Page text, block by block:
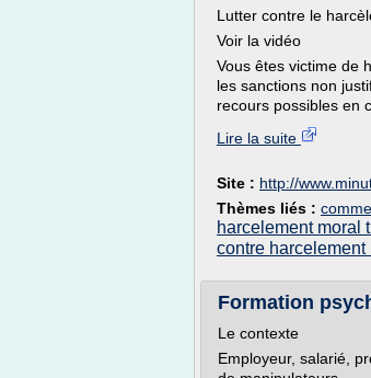
Lutter contre le
Voir la vidéo
Vous êtes victime de
les sanctions non
recours possibles en
Lire la suite
Site : http://
Thèmes liés :
harcelement moral
contre harcelement
Formation
Le contexte
Employeur, salarié,